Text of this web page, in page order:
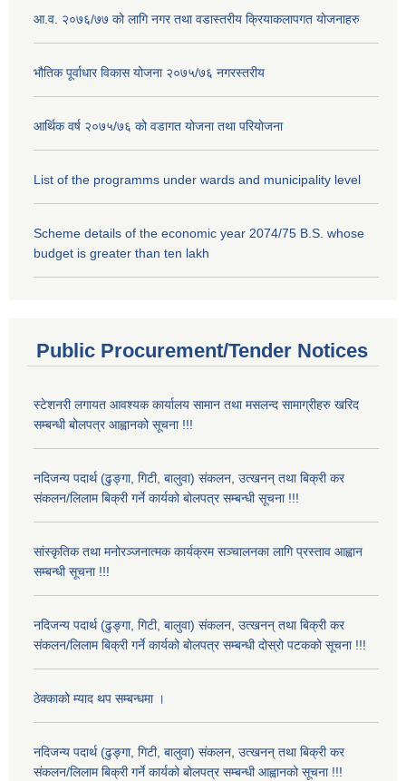
आ.व. २०७६/७७ को लागि नगर तथा वडास्तरीय क्रियाकलापगत योजनाहरु
भौतिक पूर्वाधार विकास योजना २०७५/७६ नगरस्तरीय
आर्थिक वर्ष २०७५/७६ को वडागत योजना तथा परियोजना
List of the programms under wards and municipality level
Scheme details of the economic year 2074/75 B.S. whose
budget is greater than ten lakh
Public Procurement/Tender Notices
स्टेशनरी लगायत आवश्यक कार्यालय सामान तथा मसलन्द सामाग्रीहरु खरिद
सम्बन्धी बोलपत्र आह्वानको सूचना !!!
नदिजन्य पदार्थ (ढुङ्गा, गिटी, बालुवा) संकलन, उत्खनन् तथा बिक्री कर
संकलन/लिलाम बिक्री गर्ने कार्यको बोलपत्र सम्बन्धी सूचना !!!
सांस्कृतिक तथा मनोरञ्जनात्मक कार्यक्रम सञ्चालनका लागि प्रस्ताव आह्वान
सम्बन्धी सूचना !!!
नदिजन्य पदार्थ (ढुङ्गा, गिटी, बालुवा) संकलन, उत्खनन् तथा बिक्री कर
संकलन/लिलाम बिक्री गर्ने कार्यको बोलपत्र सम्बन्धी दोस्रो पटकको सूचना !!!
ठेक्काको म्याद थप सम्बन्धमा ।
नदिजन्य पदार्थ (ढुङ्गा, गिटी, बालुवा) संकलन, उत्खनन् तथा बिक्री कर
संकलन/लिलाम बिक्री गर्ने कार्यको बोलपत्र सम्बन्धी आह्वानको सूचना !!!